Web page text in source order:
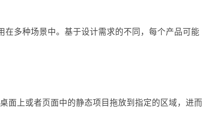
在多种场景中。基于设计需求的不同，每个产品可能
面上或者页面中的静态项目拖放到指定的区域，进而